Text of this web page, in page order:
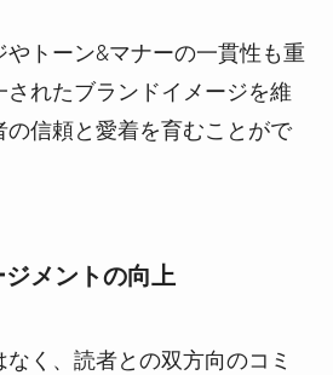
トーン&マナーの一貫性も重
れたブランドイメージを維
信頼と愛着を育むことがで
メントの向上
く、読者との双方向のコミ